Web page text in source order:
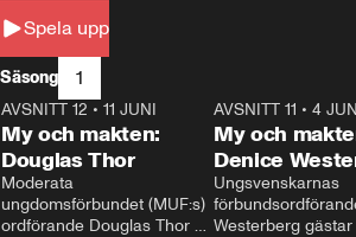
Spela upp
Säsong 1
26:27
AVSNITT 12 • 11 JUNI
My och makten:
Douglas Thor
Moderata
ungdomsförbundet (MUF:s)
ordförande Douglas Thor
AVSNITT 11 •4
My och
Denice
Ungsvenskarnas
Westerberg